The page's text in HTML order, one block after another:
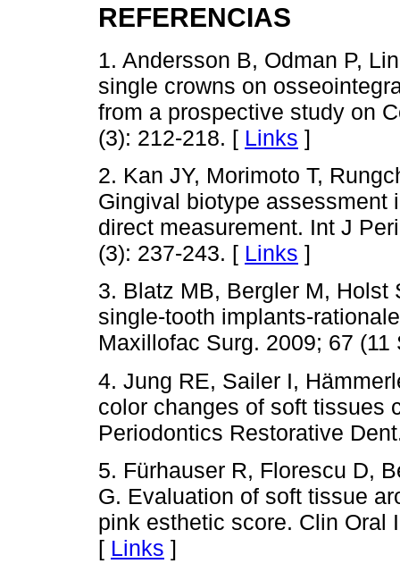
REFERENCIAS
1. Andersson B, Odman P,
single crowns on
from a prospective study on
(3): 212-218. [ Links ]
2. Kan JY, Morimoto T,
Gingival biotype assessment
direct measurement. Int J
(3): 237-243. [ Links ]
3. Blatz MB, Bergler M,
single-tooth implants-
Maxillofac Surg. 2009; 67
4. Jung RE, Sailer I,
color changes of soft tissues
Periodontics Restorative
5. Fürhauser R, Florescu D,
G. Evaluation of soft tissue
pink esthetic score. Clin Oral
[ Links ]